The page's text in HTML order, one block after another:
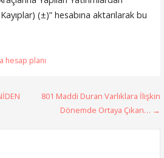
(±)” hesabına aktarılarak bu
hesap planı
801 Maddi Duran Varlıklara İlişkin
Dönemde Ortaya Çıkan… →